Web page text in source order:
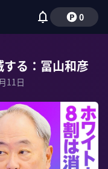
0
る：冨山和彦
11日